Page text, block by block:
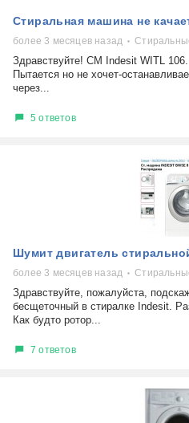
Стиральная машина не
более 3 месяцев назад
Здравствуйте! СМ Indesit WITL 106.
Пытается но не хочет-
через...
5 ответов
Шумит двигатель
более 3 месяцев назад
Здравствуйте, пожалуйста,
бесщеточный в стиралке Indesit.
Как будто ротор...
7 ответов